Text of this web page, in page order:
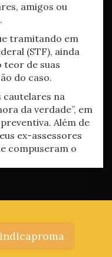
amigos ou
tramitando em
(STF), ainda
teor de suas
do caso.
cautelares na
da verdade”, em
Além de
ex-assessores
compuseram o